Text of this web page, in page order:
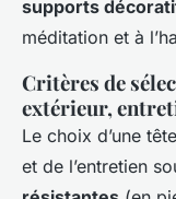
supports
méditation et à
Critères de
extérieur,
Le choix d’une
et de l’entretien